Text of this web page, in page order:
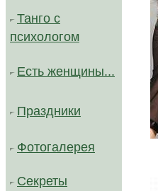
Танго с
психологом
Есть женщины...
Праздники
Фотогалерея
Секреты